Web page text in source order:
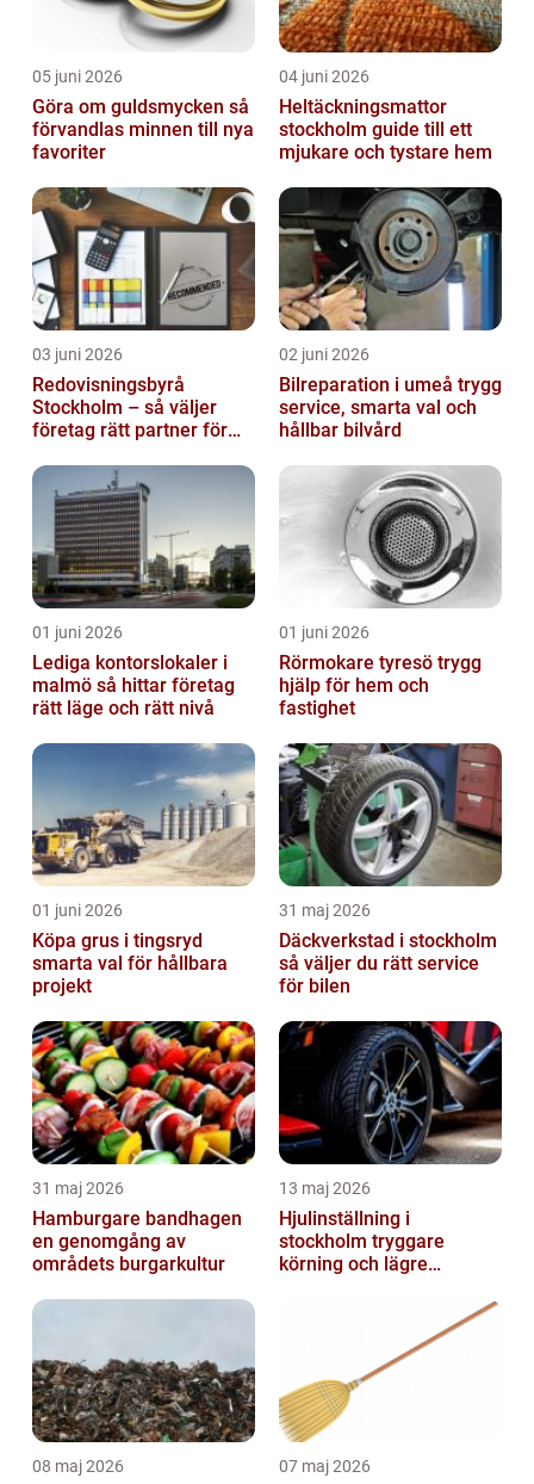
05 juni 2026
Göra om guldsmycken så
förvandlas minnen till nya
favoriter
04 juni 2026
Heltäckningsmattor
stockholm guide till ett
mjukare och tystare hem
03 juni 2026
Redovisningsbyrå
Stockholm – så väljer
företag rätt partner för
02 juni 2026
Bilreparation i umeå trygg
service, smarta val och
hållbar bilvård
01 juni 2026
Lediga kontorslokaler i
malmö så hittar företag
rätt läge och rätt nivå
01 juni 2026
Rörmokare tyresö trygg
hjälp för hem och
fastighet
01 juni 2026
Köpa grus i tingsryd
smarta val för hållbara
projekt
31 maj 2026
Däckverkstad i stockholm
så väljer du rätt service
för bilen
31 maj 2026
Hamburgare bandhagen
en genomgång av
områdets burgarkultur
13 maj 2026
Hjulinställning i
stockholm tryggare
körning och lägre
08 maj 2026 07 maj 2026